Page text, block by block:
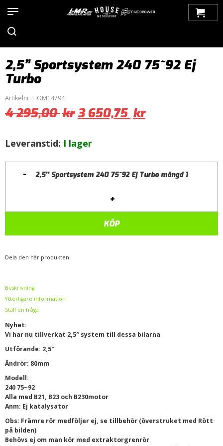
Avgassystem / Tillbehör>
2,5'' Simons Sportsystem
2,5” Sportsystem 240 75~92 Ej
Turbo
Artikelnr: HOM14794
4 295,00kr 3 650,75 kr
Leveranstid: I lager
- 2,5'' Sportsystem 240 75~92 Ej Turbo mängd
+
KÖP
Dela den här produkten
Beskrivning
Ytterligare information
Ställ en fråga
Nyhet:
Vi har nu tillverkat 2,5″ system till dessa bilarna
Utförande: 2,5″
Ändrör: 80mm
Modell:
240 75~92
Alla med B21, B23 och B230motor
Anm: Ej katalysator
Obs: Främre rör medföljer ej, se tillbehör (överstruket med Rött
på bilden)
Behövs ej om man kör med extraktorgrenrör